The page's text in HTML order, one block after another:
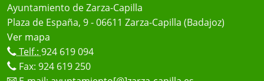
Ayuntamiento de Zarza-Capilla
Plaza de España, 9 - 06611 Zarza-Capilla (Badajoz)
Ver mapa
Telf.: 924 619 094
Fax: 924 619 250